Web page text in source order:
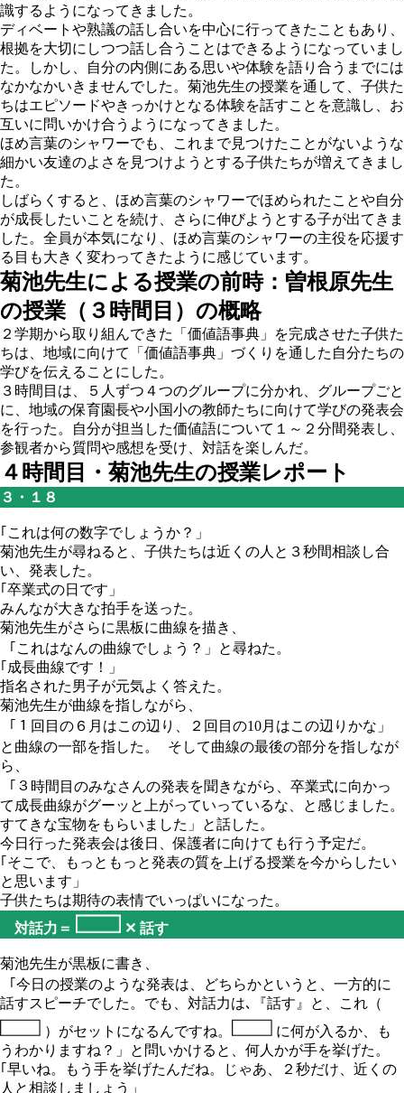
識するようになってきました。
ディベートや熟議の話し合いを中心に行ってきたこともあり、
根拠を大切にしつつ話し合うことはできるようになっていまし
た。しかし、自分の内側にある思いや体験を語り合うまでには
なかなかいきませんでした。菊池先生の授業を通して、子供た
ちはエピソードやきっかけとなる体験を話すことを意識し、お
互いに問いかけ合うようになってきました。
ほめ言葉のシャワーでも、これまで見つけたことがないような
細かい友達のよさを見つけようとする子供たちが増えてきまし
た。
しばらくすると、ほめ言葉のシャワーでほめられたことや自分
が成長したいことを続け、さらに伸びようとする子が出てきま
した。全員が本気になり、ほめ言葉のシャワーの主役を応援す
る目も大きく変わってきたように感じています。
菊池先生による授業の前時：曽根原先生
の授業（３時間目）の概略
２学期から取り組んできた「価値語事典」を完成させた子供た
ちは、地域に向けて「価値語事典」づくりを通した自分たちの
学びを伝えることにした。
３時間目は、５人ずつ４つのグループに分かれ、グループごと
に、地域の保育園長や小国小の教師たちに向けて学びの発表会
を行った。自分が担当した価値語について１～２分間発表し、
参観者から質問や感想を受け、対話を楽しんだ。
４時間目・菊池先生の授業レポート
３・１８
｢これは何の数字でしょうか？」
菊池先生が尋ねると、子供たちは近くの人と３秒間相談し合
い、発表した。
｢卒業式の日です」
みんなが大きな拍手を送った。
菊池先生がさらに黒板に曲線を描き、
｢これはなんの曲線でしょう？」と尋ねた。
｢成長曲線です！」
指名された男子が元気よく答えた。
菊池先生が曲線を指しながら、
｢１回目の６月はこの辺り、２回目の10月はこの辺りかな」
と曲線の一部を指した。 そして曲線の最後の部分を指しなが
ら、
｢３時間目のみなさんの発表を聞きながら、卒業式に向かっ
て成長曲線がグーッと上がっていっているな、と感じました。
すてきな宝物をもらいました」と話した。
今日行った発表会は後日、保護者に向けても行う予定だ。
｢そこで、もっともっと発表の質を上げる授業を今からしたい
と思います」
子供たちは期待の表情でいっぱいになった。
対話力＝
✕ 話す
菊池先生が黒板に書き、
｢今日の授業のような発表は、どちらかというと、一方的に
話すスピーチでした。でも、対話力は､『話す』と、これ（
）がセットになるんですね。
に何が入るか、も
うわかりますね？」と問いかけると、何人かが手を挙げた。
｢早いね。もう手を挙げたんだね。じゃあ、２秒だけ、近くの
人と相談しましょう」